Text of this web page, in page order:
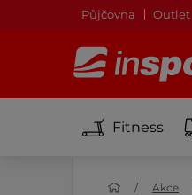
Půjčovna Outlet
Fitness
Akce